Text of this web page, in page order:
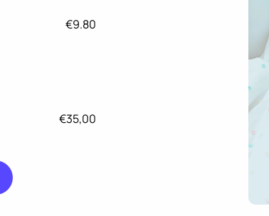
€9.80
€35,00